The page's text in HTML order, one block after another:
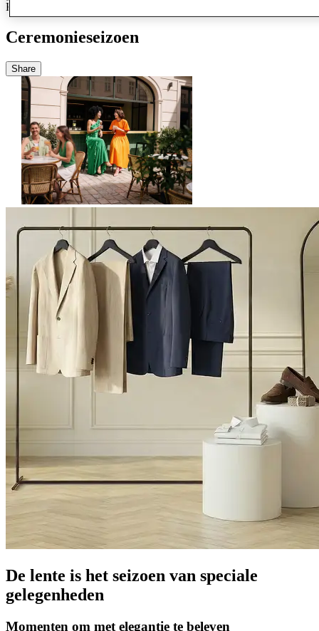
Kleding
Ceremonieseizoen
Share
De lente is het seizoen van speciale
gelegenheden
Momenten om met elegantie te beleven